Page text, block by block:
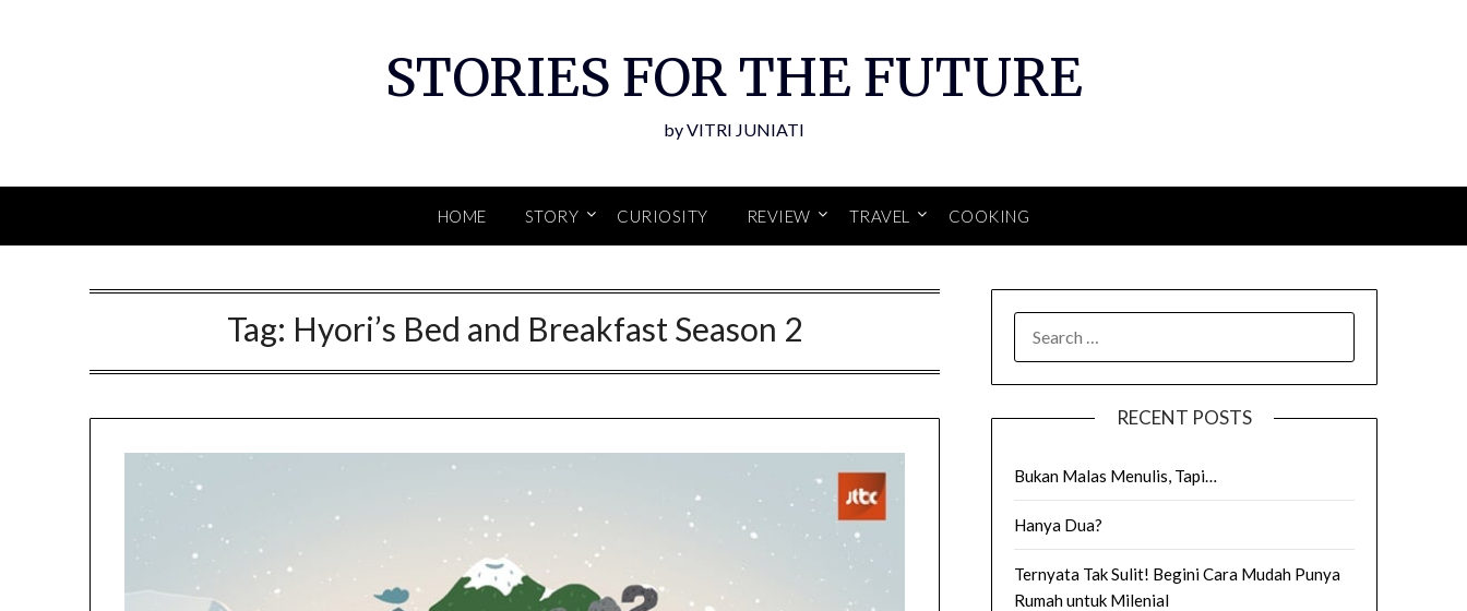
STORIES FOR THE FUTURE
by VITRI JUNIATI
HOME STORY CURIOSITY REVIEW TRAVEL COOKING
Tag: Hyori’s Bed and Breakfast Season 2
FOR:
RECENT POSTS
Bukan Malas Menulis, Tapi…
Hanya Dua?
Ternyata Tak Sulit! Begini Cara Mudah Punya
Rumah untuk Milenial